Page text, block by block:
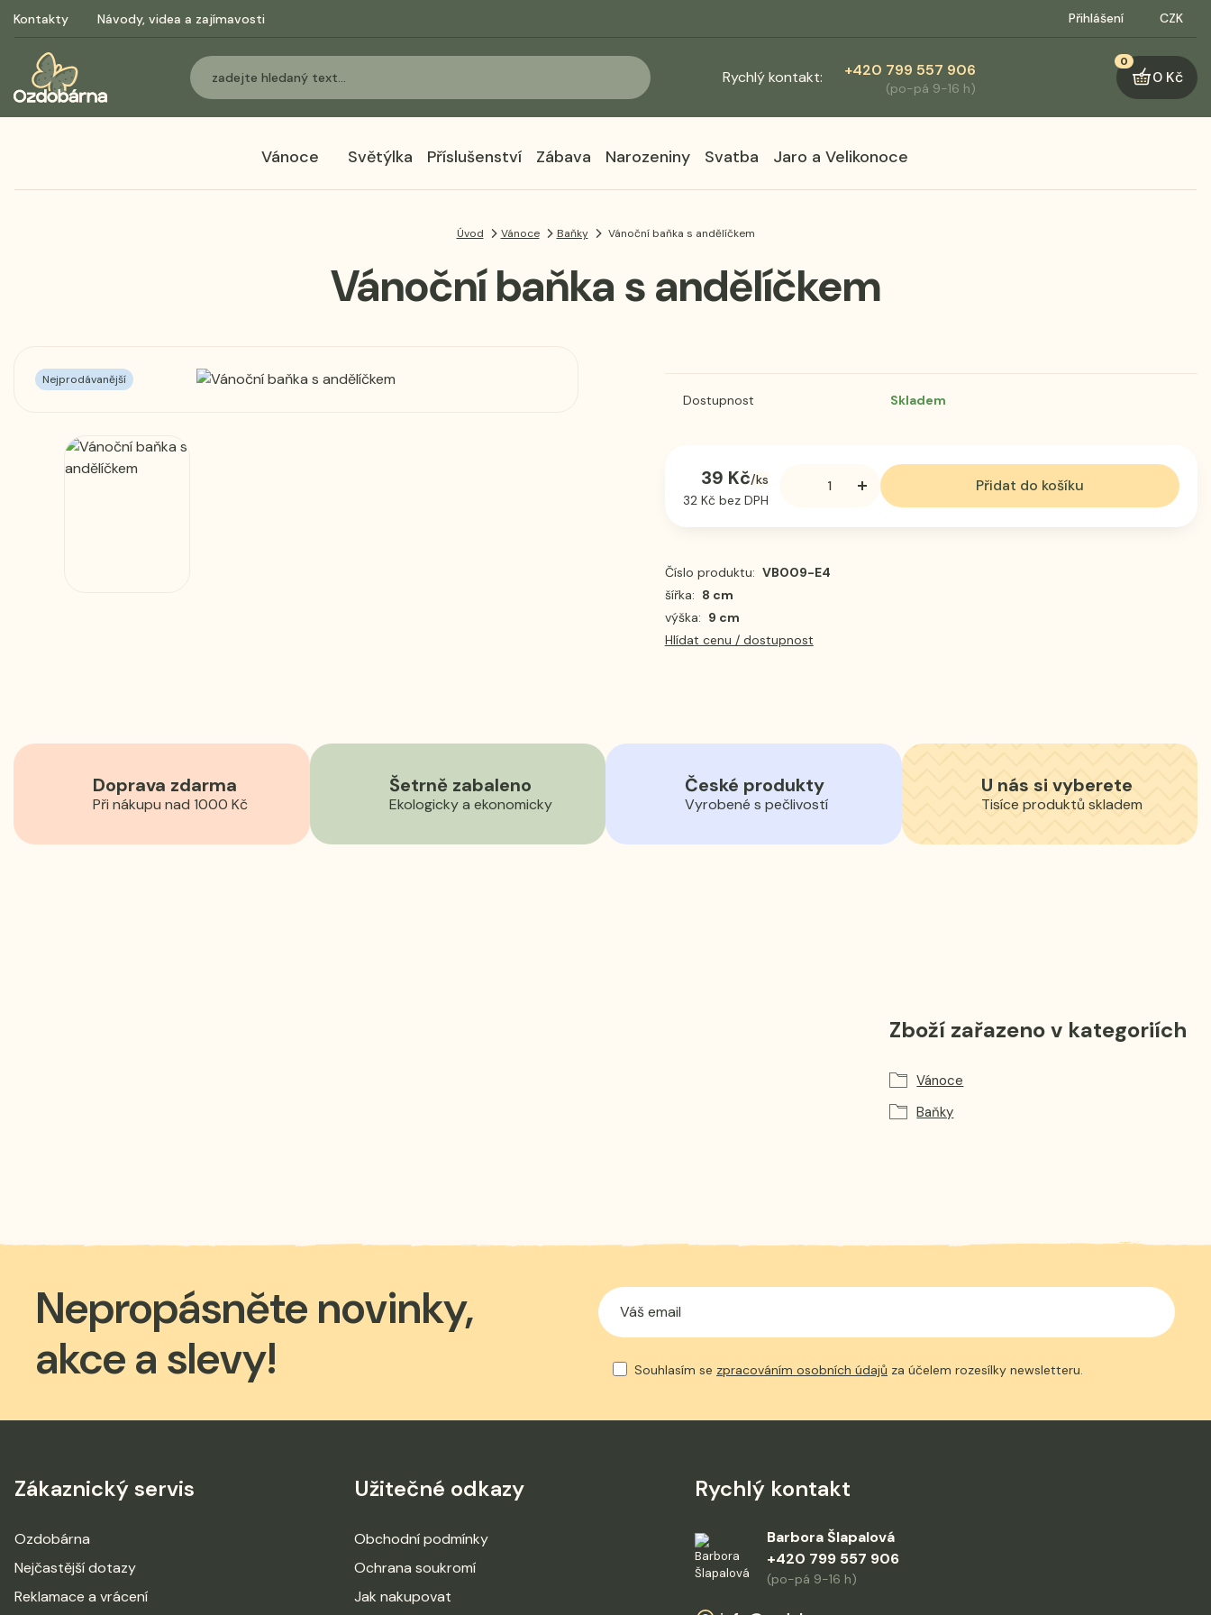
Kontakty Návody, videa a zajímavosti
Rychlý kontakt: +420 799 557 906
(po-pá 9-16 h)
Přihlášení CZK
0
0 Kč
Vánoce Světýlka Příslušenství Zábava Narozeniny Svatba Jaro a Velikonoce
Úvod Vánoce Baňky Vánoční baňka s andělíčkem
Vánoční baňka s andělíčkem
Nejprodávanější
Dostupnost Skladem
39 Kč/ks
32 Kč bez DPH
Přidat do košíku
Číslo produktu: VB009-E4
šířka: 8 cm
výška: 9 cm
Hlídat cenu / dostupnost
Doprava zdarma
Při nákupu nad 1000 Kč
Šetrně zabaleno
Ekologicky a ekonomicky
České produkty
Vyrobené s pečlivostí
U nás si vyberete
Tisíce produktů skladem
Zboží zařazeno v kategoriích
Vánoce
Baňky
Nepropásněte novinky,
akce a slevy!
Souhlasím se zpracováním osobních údajů za účelem rozesílky newsletteru.
Zákaznický servis
Ozdobárna
Nejčastější dotazy
Reklamace a vrácení
Užitečné odkazy
Obchodní podmínky
Ochrana soukromí
Jak nakupovat
Rychlý kontakt
Barbora Šlapalová
+420 799 557 906
(po-pá 9-16 h)